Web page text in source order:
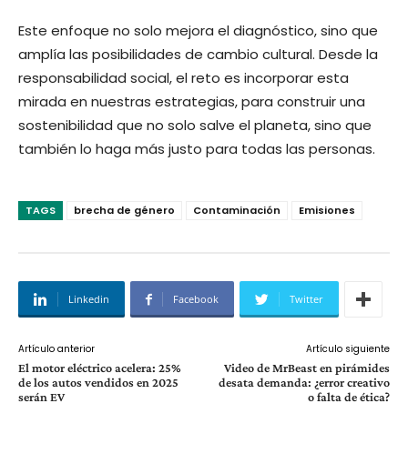
Este enfoque no solo mejora el diagnóstico, sino que
amplía las posibilidades de cambio cultural. Desde la
responsabilidad social, el reto es incorporar esta
mirada en nuestras estrategias, para construir una
sostenibilidad que no solo salve el planeta, sino que
también lo haga más justo para todas las personas.
TAGS brecha de género Contaminación Emisiones
Linkedin Facebook Twitter
Artículo anterior
El motor eléctrico acelera: 25%
de los autos vendidos en 2025
serán EV
Artículo siguiente
Video de MrBeast en pirámides
desata demanda: ¿error creativo
o falta de ética?